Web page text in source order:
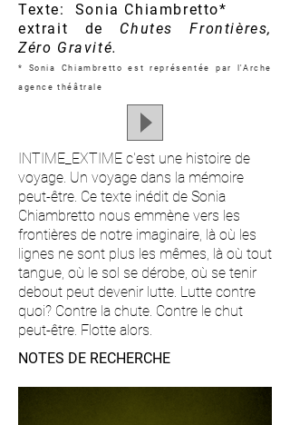
Texte: Sonia Chiambretto*
extrait de Chutes Frontières,
Zéro Gravité.
* Sonia Chiambretto est représentée par l'Arche
agence théâtrale
INTIME_EXTIME c'est une histoire de
voyage. Un voyage dans la mémoire
peut-être. Ce texte inédit de Sonia
Chiambretto nous emmène vers les
frontières de notre imaginaire, là où les
lignes ne sont plus les mêmes, là où tout
tangue, où le sol se dérobe, où se tenir
debout peut devenir lutte. Lutte contre
quoi? Contre la chute. Contre le chut
peut-être. Flotte alors.
NOTES DE RECHERCHE